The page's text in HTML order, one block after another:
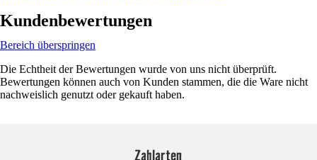
Kundenbewertungen
Bereich überspringen
Die Echtheit der Bewertungen wurde von uns nicht überprüft.
Bewertungen können auch von Kunden stammen, die die Ware nicht
nachweislich genutzt oder gekauft haben.
Zahlarten